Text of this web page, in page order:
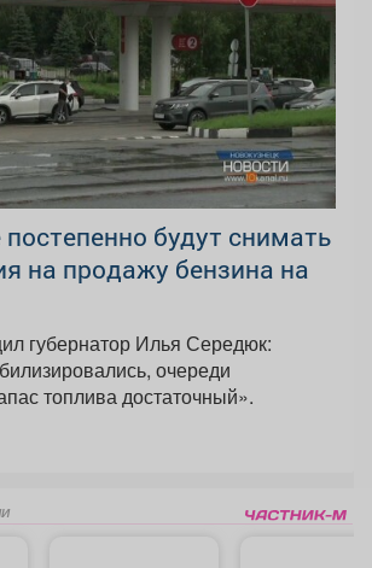
будут снимать
на продажу бензина на
губернатор Илья Середюк:
очереди
топлива достаточный».